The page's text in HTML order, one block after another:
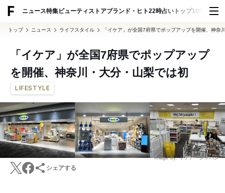
ニュース特集ビューティ ストアブランド・ヒト22時占い トップ100 スナッ
トップ ニュース ライフスタイル 「イケア」が全国7府県でポップアップを開催、神奈
「イケア」が全国7府県でポップアップ
を開催、神奈川・大分・山梨では初
LIFESTYLE
Image by: イケア・ジャパン
シェアする